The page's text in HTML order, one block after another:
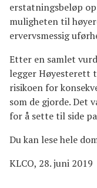
erstatningsbeløp
muligheten til
ervervsmessig
Etter en samlet
legger Høyesterett
risikoen for
som de gjorde. Det
for å sette til side
Du kan lese hele
KLCO, 28. juni 2019